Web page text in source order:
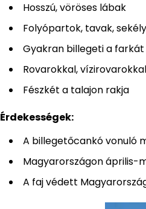
Hosszú, vöröses lábak
Folyópartok, tavak,
Gyakran billegeti a farkát
Rovarokkal,
Fészkét a talajon rakja
Érdekességek:
A billegetőcankó vonuló
Magyarországon április-
A faj védett